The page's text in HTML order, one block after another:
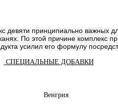
СПЕЦИАЛЬНЫЕ ДОБАВКИ
девяти принципиально важных
По этой причине комплекс
усилил его формулу
Венгрия